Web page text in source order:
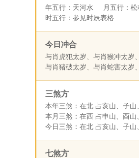
年五行：天河水 月五行：
时五行：参见时辰表格
今日冲合
与肖虎犯太岁、与肖猴冲太岁
与肖猪破太岁、与肖蛇害太岁
三煞方
本年三煞：在北 占亥山、子山
本月三煞：在西 占申山、酉山
今日三煞：在北 占亥山、子山
七煞方